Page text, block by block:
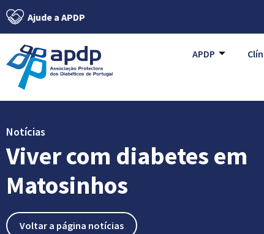
Ajude a APDP
APDP
Notícias
Viver com diabetes em
Matosinhos
Voltar a página notícias